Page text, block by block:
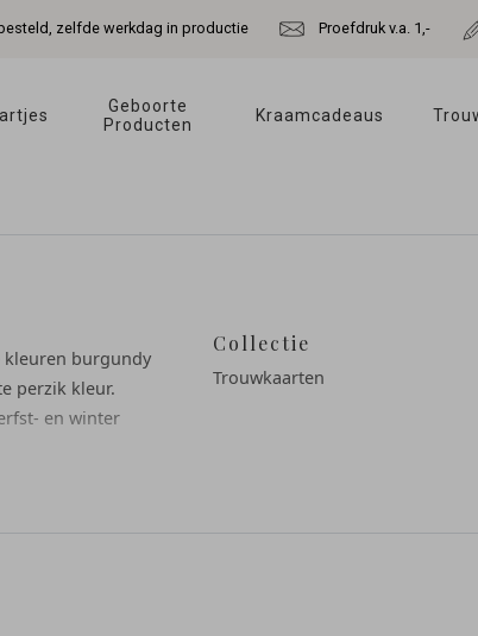
zelfde werkdag in productie Proefdruk v.a. 1,-
Geboorte
Producten
Kraamcadeaus
burgundy
perzik kleur.
en winter
Collectie
Trouwkaarten